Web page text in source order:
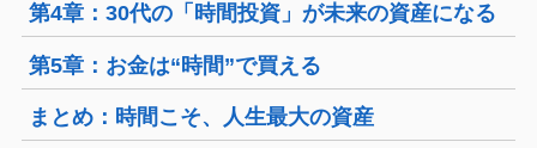
第4章：30代の「時間投資」が未来の資産になる
第5章：お金は“時間”で買える
まとめ：時間こそ、人生最大の資産